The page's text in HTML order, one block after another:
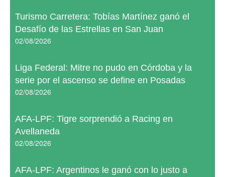
Turismo Carretera: Tobías Martínez ganó el
Desafío de las Estrellas en San Juan
02/08/2026
Liga Federal: Mitre no pudo en Córdoba y la
serie por el ascenso se define en Posadas
02/08/2026
AFA-LPF: Tigre sorprendió a Racing en
Avellaneda
02/08/2026
AFA-LPF: Argentinos le ganó con lo justo a